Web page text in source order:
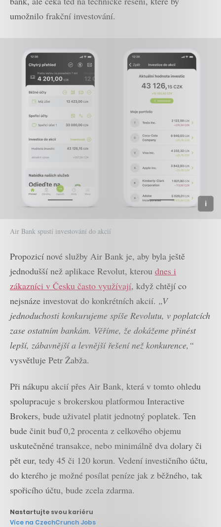
umožnilo frakční investování.
Air Bank spustí investování do akcií
Propozicí nové služby Air Bank je, aby byla ještě
jednodušší než aplikace Revolut, kterou dnes i
zákazníci v Česku často využívají, když chtějí co
nejsnáze investovat do konkrétních akcií. „V
jednoduchosti konkurujeme spíše Revolutu, v poplatcích
zase ostatním bankám. Věříme, že dokážeme přinést
lepší, zábavnější a levnější řešení než konkurence,“
vysvětluje Petr Žabža.
Při nákupu akcií přes Air Bank, která v tomto ohledu
spolupracuje s brokerskou platformou Interactive
Brokers, bude uživatel platit jednotný poplatek. Ten
bude činit buď 0,2 procenta z celkového objemu
uskutečněné transakce, nebo minimálně dva dolary či
pět eur, tedy 45 či 120 korun. Vedení investičního účtu,
do kterého je možné posílat peníze jak z běžného, tak
spořicího účtu, bude zcela zdarma.
Nastartujte svou kariéru
Více na CzechCrunch Jobs